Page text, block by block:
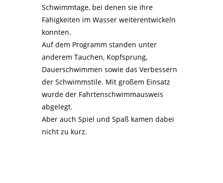
Schwimmtage, bei denen sie ihre
Fähigkeiten im Wasser weiterentwickeln
konnten.
Auf dem Programm standen unter
anderem Tauchen, Kopfsprung,
Dauerschwimmen sowie das Verbessern
der Schwimmstile. Mit großem Einsatz
wurde der Fahrtenschwimmausweis
abgelegt.
Aber auch Spiel und Spaß kamen dabei
nicht zu kurz.